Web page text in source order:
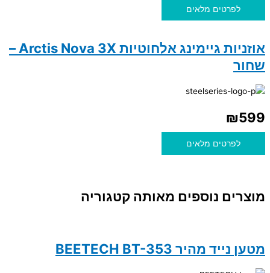
לפרטים מלאים
אוזניות גיימינג אלחוטיות Arctis Nova 3X –
שחור
₪599
לפרטים מלאים
מוצרים נוספים מאותה קטגוריה
מטען נייד מהיר BEETECH BT-353